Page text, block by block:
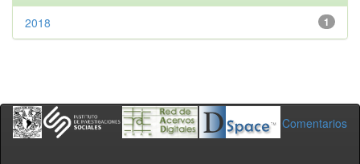
1
2018
Comentarios